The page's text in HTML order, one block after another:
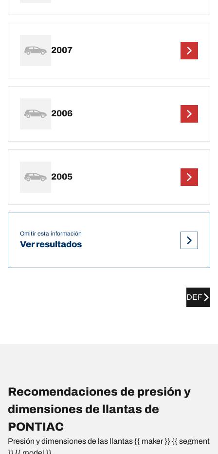
2007
2006
2005
Omitir esta información
Ver resultados
DEF
Recomendaciones de presión y
dimensiones de llantas de
PONTIAC
Presión y dimensiones de las llantas {{ maker }} {{ segment